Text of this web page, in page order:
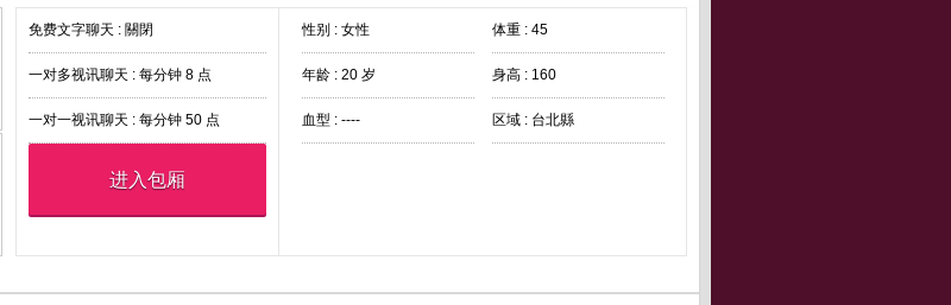
免费文字聊天 : 關閉
一对多视讯聊天 : 每分钟 8 点
一对一视讯聊天 : 每分钟 50 点
进入包厢
性别 : 女性 体重 : 45
年龄 : 20 岁 身高 : 160
血型 : ---- 区域 : 台北縣